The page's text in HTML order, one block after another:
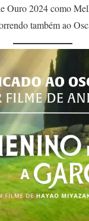
Ouro 2024 como
também ao